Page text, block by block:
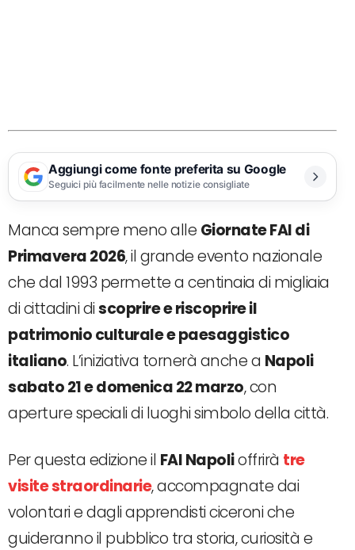
Aggiungi come fonte preferita su Google
Seguici più facilmente nelle notizie consigliate
Manca sempre meno alle Giornate FAI di
Primavera 2026, il grande evento nazionale
che dal 1993 permette a centinaia di migliaia
di cittadini discoprire e riscoprire il
patrimonio culturale e paesaggistico
italiano. L’iniziativa tornerà anche a Napoli
sabato 21 e domenica 22 marzo, con
aperture speciali di luoghi simbolo della città.
Per questa edizione il FAI Napolioffrirà tre
visite straordinarie, accompagnate dai
volontari e dagli apprendisti ciceroni che
guideranno il pubblico tra storia, curiosità e